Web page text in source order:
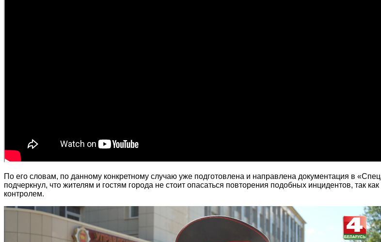
По его словам, по данному конкретному случаю уже подготовлена и направлена документация в
подчеркнул, что жителям и гостям города не стоит опасаться повторения подобных инцидентов, так
контролем.